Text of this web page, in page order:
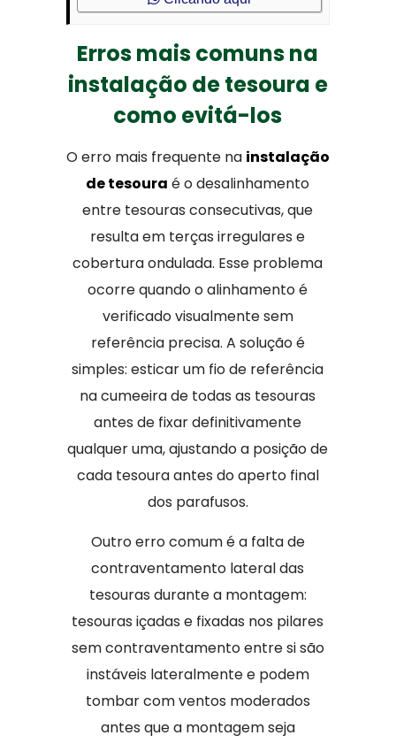
Erros mais comuns na
instalação de tesoura e
como evitá-los
O erro mais frequente na instalação
de tesoura é o desalinhamento
entre tesouras consecutivas, que
resulta em terças irregulares e
cobertura ondulada. Esse problema
ocorre quando o alinhamento é
verificado visualmente sem
referência precisa. A solução é
simples: esticar um fio de referência
na cumeeira de todas as tesouras
antes de fixar definitivamente
qualquer uma, ajustando a posição de
cada tesoura antes do aperto final
dos parafusos.
Outro erro comum é a falta de
contraventamento lateral das
tesouras durante a montagem:
tesouras içadas e fixadas nos pilares
sem contraventamento entre si são
instáveis lateralmente e podem
tombar com ventos moderados
antes que a montagem seja